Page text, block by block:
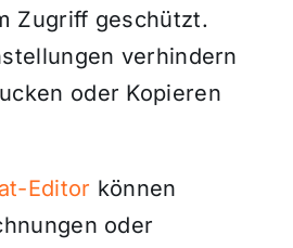
Zugriff geschützt.
verhindern
oder Kopieren
Editor können
oder